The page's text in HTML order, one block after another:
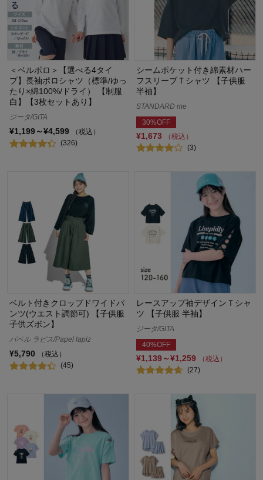
＜ベルポロ＞【選べる4タイ
プ】長袖ポロシャツ（標準/ゆっ
たり×綿100%/ドライ） 【制服
白】【3枚セットあり】
ジータ/GITA
¥1,199～¥4,599
（税込）
(326)
シームポケット付き綿素材ハー
フスリーブＴシャツ 【子供服
半袖】
STANDARD me
30%OFF
¥1,673
（税込）
(3)
ベルト付きクロップドワイドパ
ンツ(ウエスト調節可) 【子供服
子供ズボン】
パペル ラピス/Papel lapiz
¥5,790
（税込）
(45)
レースアップ袖デザインＴシャ
ツ 【子供服 半袖】
ジータ/GITA
40%OFF
¥1,139～¥1,259
（税込）
(27)